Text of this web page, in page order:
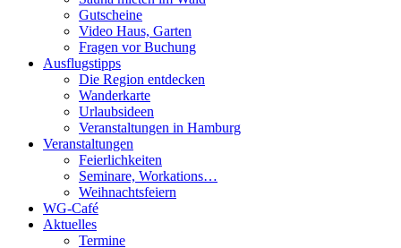
Gutscheine
Video Haus, Garten
Fragen vor Buchung
Ausflugstipps
Die Region entdecken
Wanderkarte
Urlaubsideen
Veranstaltungen in Hamburg
Veranstaltungen
Feierlichkeiten
Seminare, Workations…
Weihnachtsfeiern
WG-Café
Aktuelles
Termine